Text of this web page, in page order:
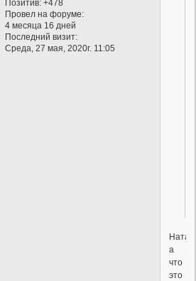
Позитив: +478
Провел на форуме:
4 месяца 16 дней
Последний визит:
Среда, 27 мая, 2020г. 11:05
а
что
это